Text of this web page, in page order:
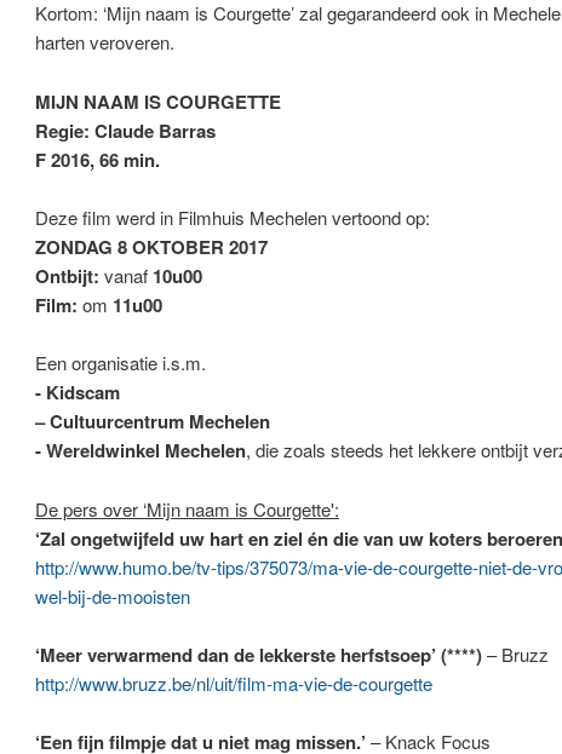
Kortom: ‘Mijn naam is Courgette’ zal gegarandeerd ook in
harten veroveren.
MIJN NAAM IS COURGETTE
Regie: Claude Barras
F 2016, 66 min.
Deze film werd in Filmhuis Mechelen vertoond op:
ZONDAG 8 OKTOBER 2017
Ontbijt: vanaf10u00
Film: om 11u00
Een organisatie i.s.m.
- Kidscam
– Cultuurcentrum Mechelen
- Wereldwinkel Mechelen, die zoals steeds het lekkere ontbijt
De pers over ‘Mijn naam is Courgette':
‘Zal ongetwijfeld uw hart en ziel én die van uw koters
http://www.humo.be/tv-tips/375073/ma-vie-de-courgette-niet-de-
wel-bij-de-mooisten
‘Meer verwarmend dan de lekkerste herfstsoep’ (****)– Bruzz
http://www.bruzz.be/nl/uit/film-ma-vie-de-courgette
‘Een fijn filmpje dat u niet mag missen.’ – Knack Focus